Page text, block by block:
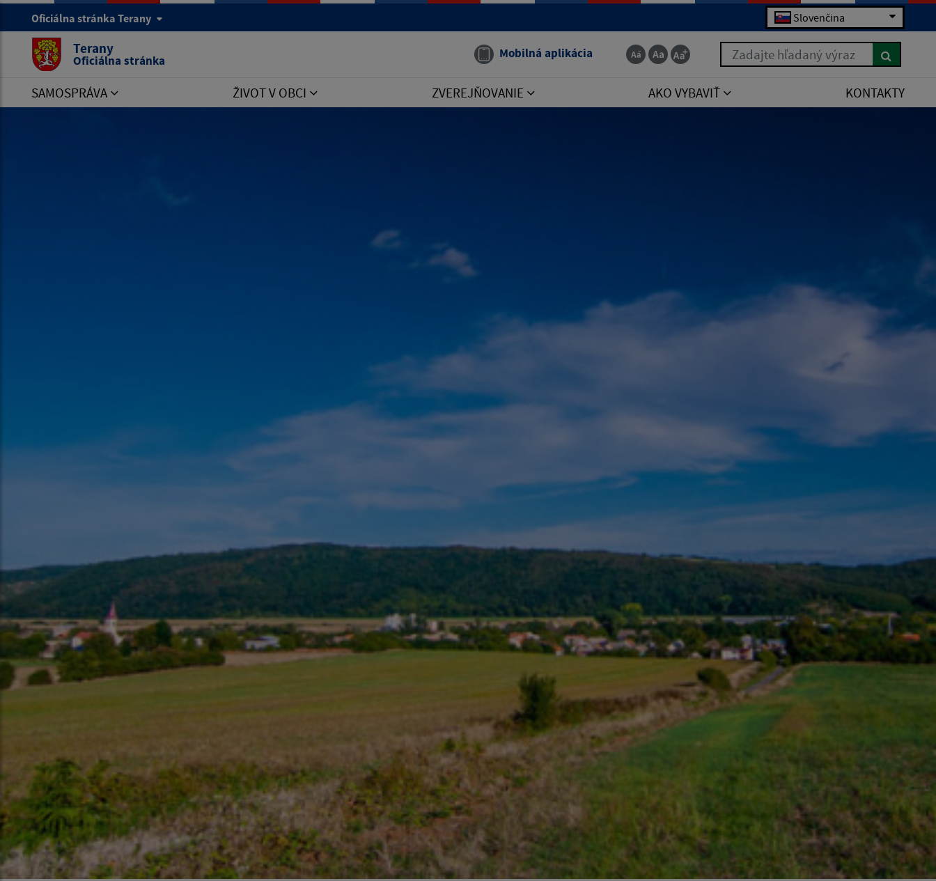
Oficiálna stránka Terany Slovenčina
Terany
Oficiálna stránka Mobilná aplikácia Zadajte hľadaný výraz
SAMOSPRÁVA ŽIVOT V OBCI ZVEREJŇOVANIE AKO VYBAVIŤ KONTAKTY